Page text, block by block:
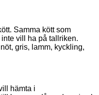
Samma kött som
vill ha på tallriken.
gris, lamm, kyckling,
hämta i